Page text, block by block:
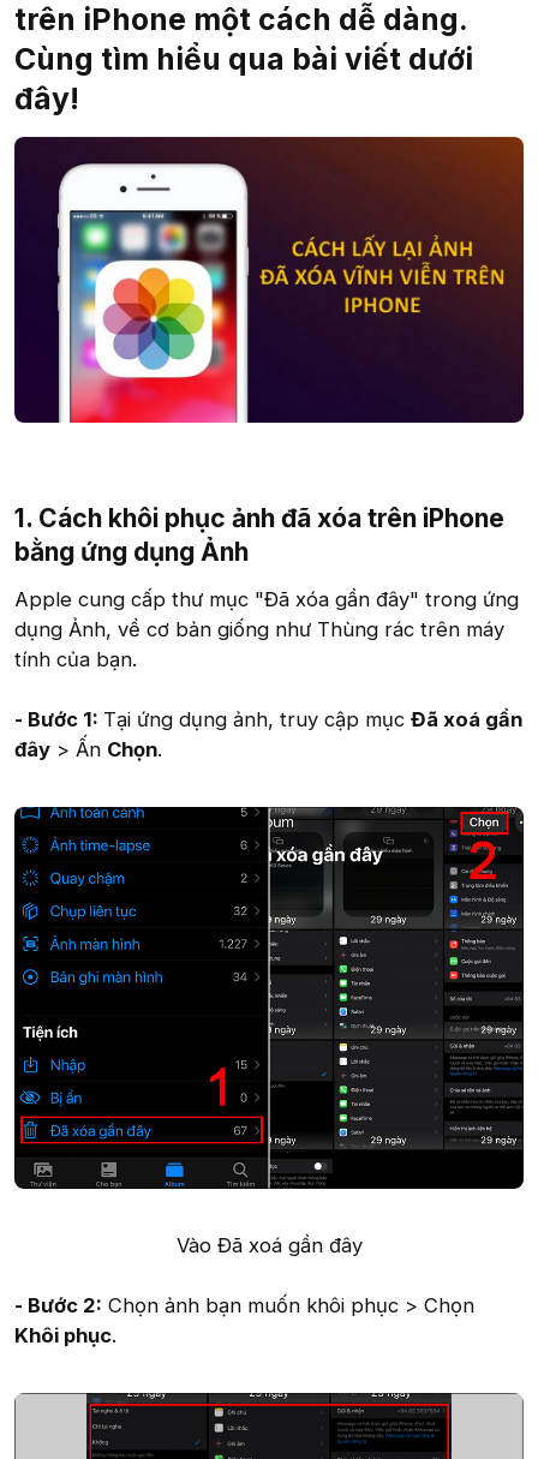
trên iPhone một cách dễ dàng.
Cùng tìm hiểu qua bài viết dưới
đây!​
1. Cách khôi phục ảnh đã xóa trên iPhone
bằng ứng dụng Ảnh
Apple cung cấp thư mục "Đã xóa gần đây" trong ứng
dụng Ảnh, về cơ bản giống như Thùng rác trên máy
tính của bạn.
- Bước 1: Tại ứng dụng ảnh, truy cập mục Đã xoá gần
đây > Ấn Chọn.
Vào Đã xoá gần đây​
- Bước 2: Chọn ảnh bạn muốn khôi phục > Chọn
Khôi phục.